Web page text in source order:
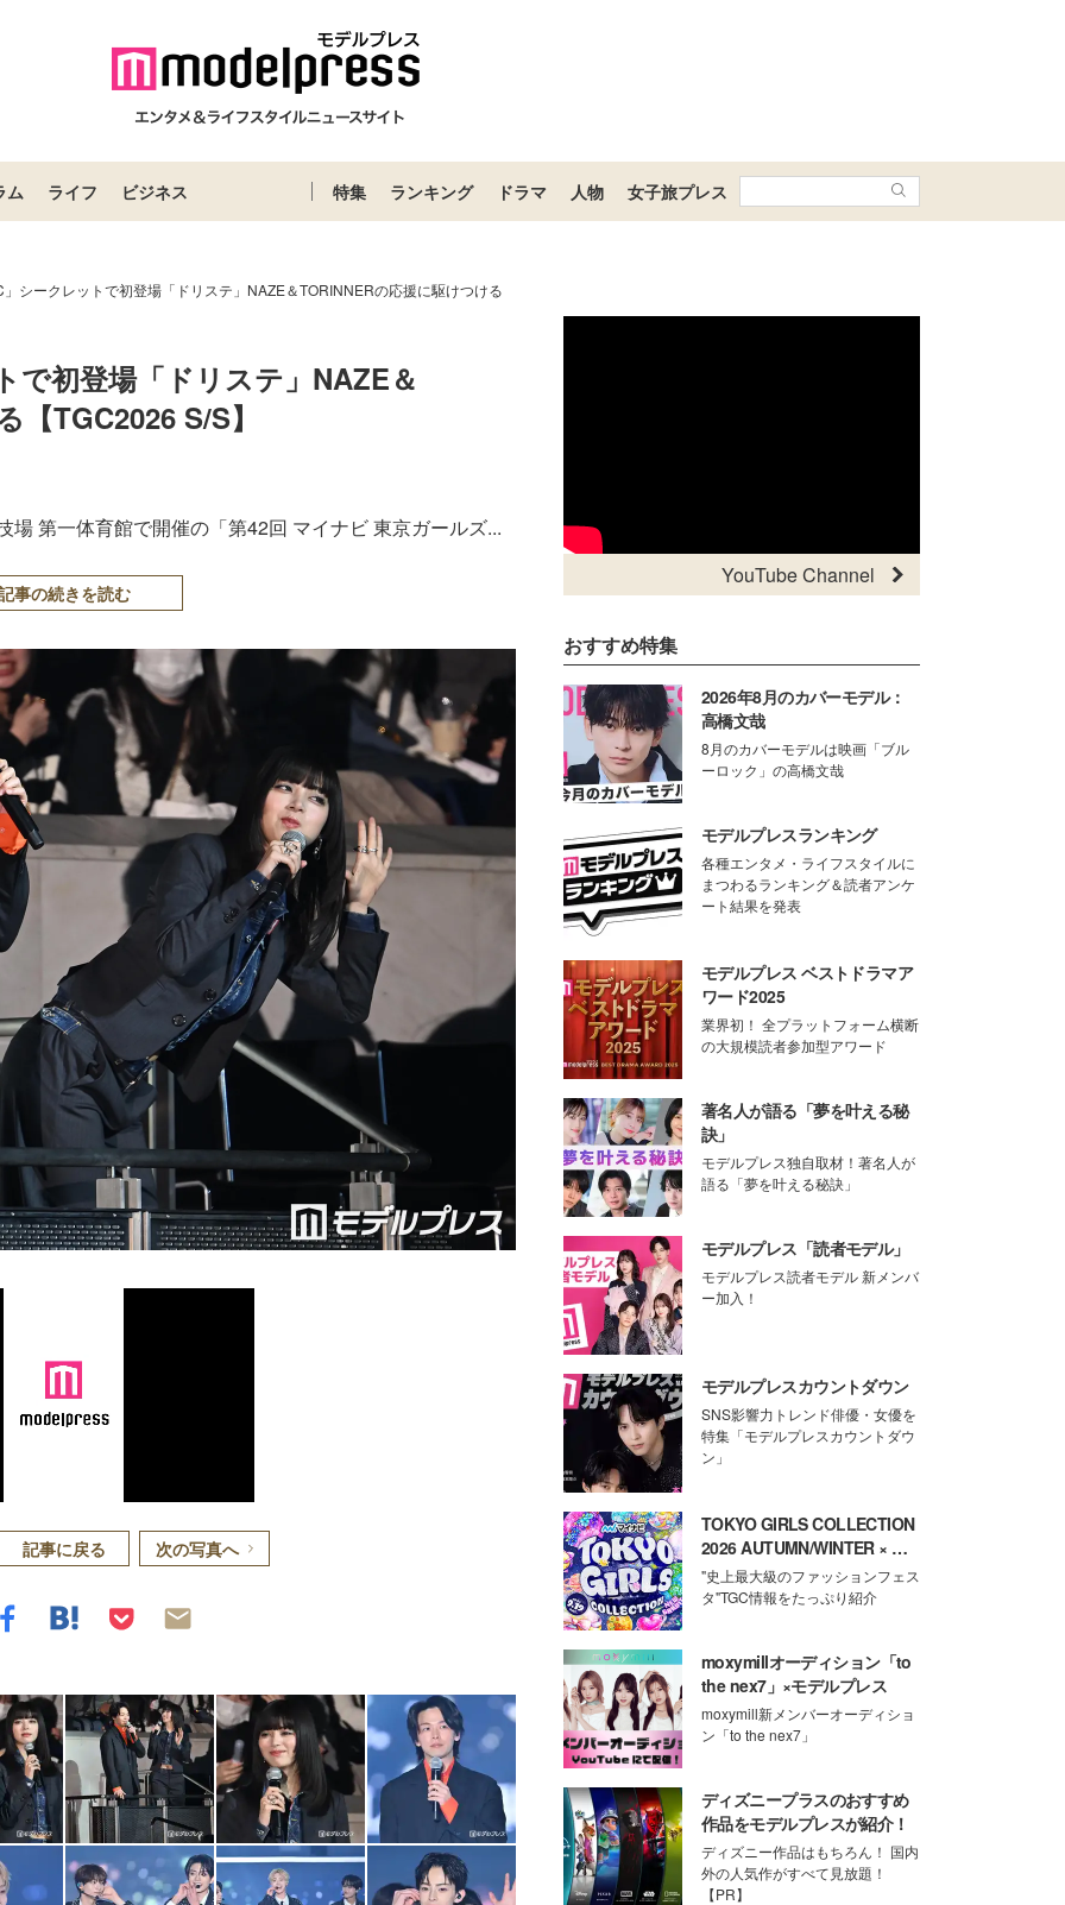
ム ライフ ビジネス 特集 ランキング ドラマ 人物 女子旅プレス
」シークレットで初登場「ドリステ」NAZE＆TORINNERの応援に駆けつける
で初登場「ドリステ」NAZE＆
TGC2026 S/S】
第一体育館で開催の「第42回 マイナビ 東京ガールズ...
事の続きを読む
記事に戻る 次の写真へ
YouTube Channel
おすすめ特集
2026年8月のカバーモデル：
高橋文哉
8月のカバーモデルは映画「ブル
ーロック」の高橋文哉
モデルプレスランキング
各種エンタメ・ライフスタイルに
まつわるランキング＆読者アンケ
ート結果を発表
モデルプレス ベストドラマア
ワード2025
業界初！ 全プラットフォーム横断
の大規模読者参加型アワード
著名人が語る「夢を叶える秘
訣」
モデルプレス独自取材！著名人が
語る「夢を叶える秘訣」
モデルプレス「読者モデル」
モデルプレス読者モデル 新メンバ
ー加入！
モデルプレスカウントダウン
SNS影響力トレンド俳優・女優を
特集「モデルプレスカウントダウ
ン」
TOKYO GIRLS COLLECTION
2026 AUTUMN/WINTER × モ
デルプレス
"史上最大級のファッションフェス
タ"TGC情報をたっぷり紹介
moxymillオーディション「to
the nex7」×モデルプレス
moxymill新メンバーオーディショ
ン「to the nex7」
ディズニープラスのおすすめ
作品をモデルプレスが紹介！
ディズニー作品はもちろん！ 国内
外の人気作がすべて見放題！
【PR】